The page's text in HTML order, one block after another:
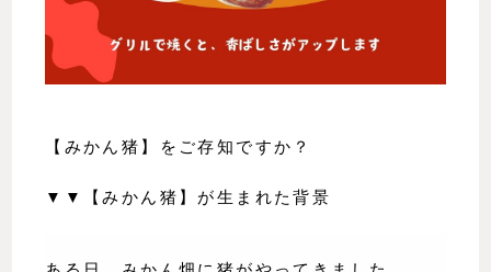
【みかん猪】をご存知ですか？
▼▼【みかん猪】が生まれた背景